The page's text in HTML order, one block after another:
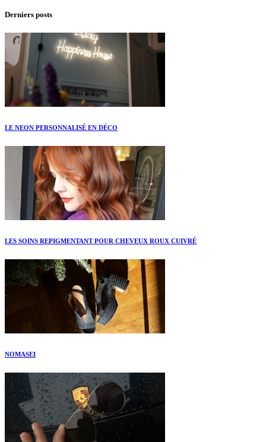
Derniers posts
LE NEON PERSONNALISÉ EN DÉCO
LES SOINS REPIGMENTANT POUR CHEVEUX ROUX CUIVRÉ
NOMASEI